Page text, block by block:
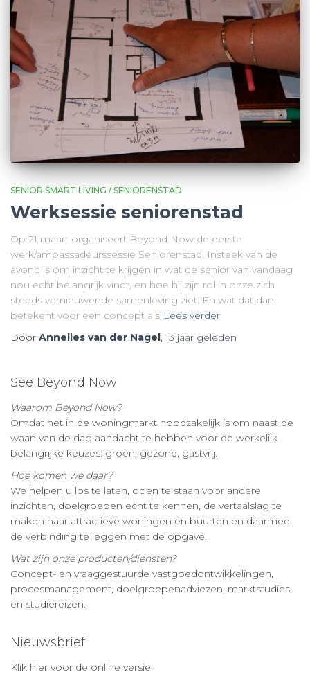
SENIOR SMART LIVING / SENIORENSTAD
Werksessie seniorenstad
Op 21 maart organiseert Beyond Now de eerste
werk/ambassadeurssessie Seniorenstad. Insteek van de
avond is om inzicht te krijgen in wat de senior van vandaag
nou echt belangrijk vindt, en hoe hij zijn rol in onze zich
steeds vernieuwende samenleving ziet. En wat dat dan
betekent voor een concept als Lees verder
Door Annelies van der Nagel,13 jaar geleden
See Beyond Now
Waarom Beyond Now?
Omdat het in de woningmarkt noodzakelijk is om naast de
waan van de dag aandacht te hebben voor de werkelijk
belangrijke keuzes: groen, gezond, gastvrij.
Hoe komen we daar?
We helpen u los te laten, open te staan voor andere
inzichten, doelgroepen echt te kennen, de vertaalslag te
maken naar attractieve woningen en buurten en daarmee
de verbinding te leggen met de opgave.
Wat zijn onze producten/diensten?
Concept- en vraaggestuurde vastgoedontwikkelingen,
procesmanagement, doelgroepenadviezen, marktstudies
en studiereizen.
Nieuwsbrief
Klik hier voor de online versie: